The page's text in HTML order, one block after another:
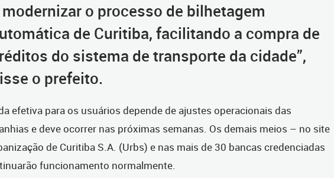
modernizar o processo de bilhetagem
de Curitiba, facilitando a compra de
do sistema de transporte da cidade”,
o prefeito.
efetiva para os usuários depende de ajustes operacionais das
e deve ocorrer nas próximas semanas. Os demais meios – no site
de Curitiba S.A. (Urbs) e nas mais de 30 bancas credenciadas
funcionamento normalmente.